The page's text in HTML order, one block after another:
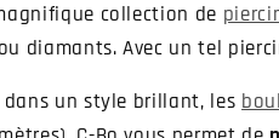
collection de
diamants. Avec un tel
un style brillant, les